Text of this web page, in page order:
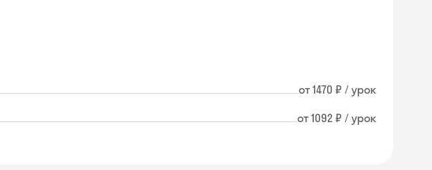
от 1470 ₽ / урок
от 1092 ₽ / урок